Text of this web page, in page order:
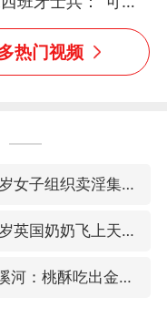
要把我遣返回国”
热门视频
27岁女子组织卖淫集团被悬赏通缉
97岁英国奶奶飞上天再破吉尼斯纪录
泸溪河：桃酥吃出金属牙冠视频不实